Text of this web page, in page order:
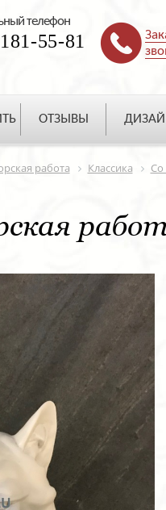
телефон
55-81
ОТЗЫВЫ
работа Классика Со